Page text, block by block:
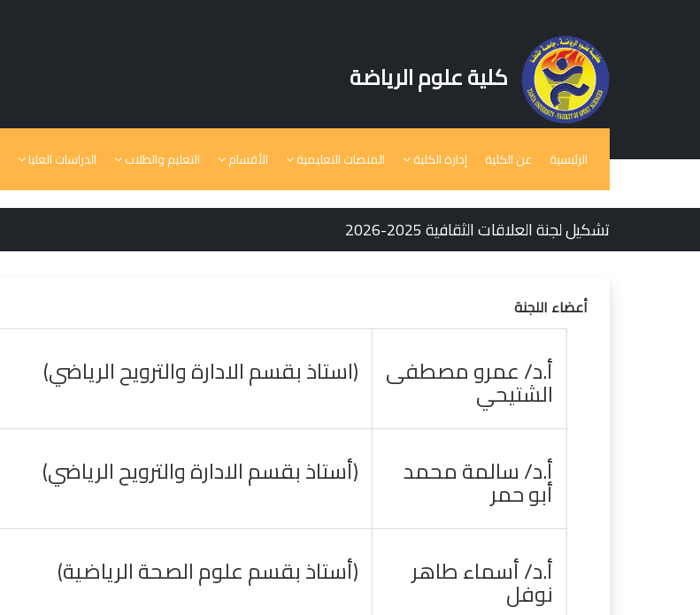
كلية علوم الرياضة
الرئيسية عن الكلية إدارة الكلية المنصات التعليمية الأقسام التعليم والطلاب الدراسات العليا
تشكيل لجنة العلاقات الثقافية 2025-2026
أعضاء اللجنة
أ.د/ عمرو مصطفى
الشتيحي
(استاذ بقسم الادارة والترويح الرياضي)
أ.د/ سالمة محمد
أبو حمر
(أستاذ بقسم الادارة والترويح الرياضي)
أ.د/ أسماء طاهر
نوفل
(أستاذ بقسم علوم الصحة الرياضية)